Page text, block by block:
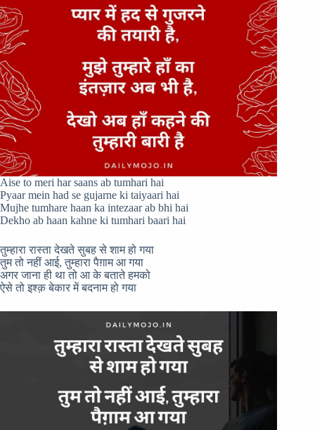
Aise to meri har saans ab tumhari hai
Pyaar mein had se gujarne ki taiyaari hai
Mujhe tumhare haan ka intezaar ab bhi hai
Dekho ab haan kahne ki tumhari baari hai
तुम्हारा रास्ता देखते सुबह से शाम हो गया
तुम तो नहीं आई, तुम्हारा पैग़ाम आ गया
अगर जाना ही था तो आ के बताते हमको
ऐसे तो इश्क़ बेकार में बदनाम हो गया